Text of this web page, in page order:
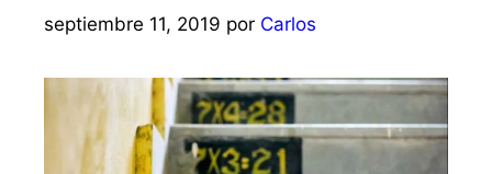
septiembre 11, 2019 por Carlos